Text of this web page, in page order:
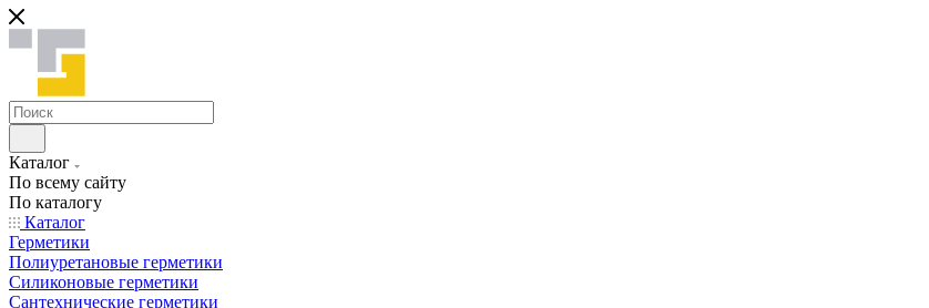
Каталог
По всему сайту
По каталогу
Каталог
Герметики
Полиуретановые герметики
Силиконовые герметики
Сантехнические герметики